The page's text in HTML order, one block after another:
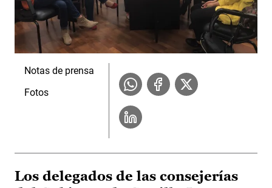
Notas de prensa
Fotos
Los delegados de las consejerías